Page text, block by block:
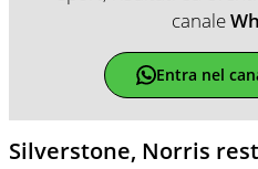
canale
Entra nel
Silverstone, Norris